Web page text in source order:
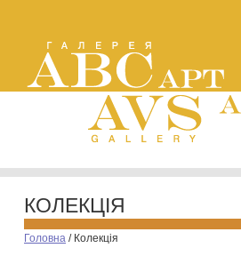
КОЛЕКЦІЯ
Головна / Колекція